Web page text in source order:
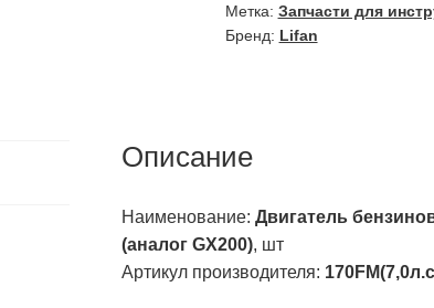
19мм
(аналог
Метка: Запчасти для
Бренд: Lifan
Описание
Наименование: Двигатель
(аналог GX200), шт
Артикул производителя: